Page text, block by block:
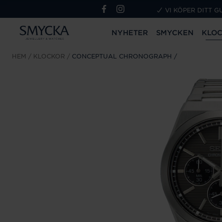
VI KÖPER DITT
NYHETER SMYCKEN
HEM KLOCKOR CONCEPTUAL CHRONOGRAPH